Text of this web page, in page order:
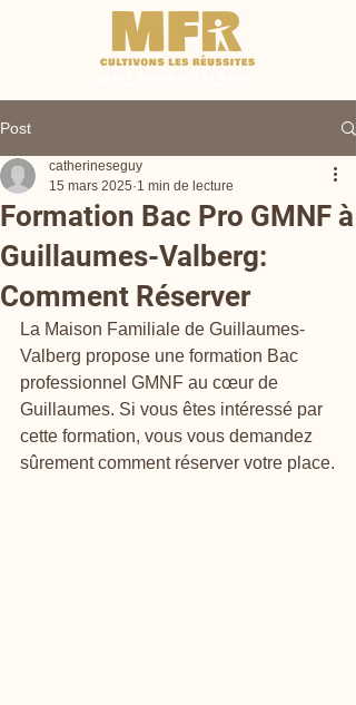
Post
Formation Bac Pro GMNF à
Guillaumes-Valberg:
Comment Réserver
catherineseguy
15 mars 2025 1 min de lecture
La Maison Familiale de Guillaumes-
Valberg propose une formation Bac
professionnel GMNF au cœur de
Guillaumes. Si vous êtes intéressé par
cette formation, vous vous demandez
sûrement comment réserver votre place.